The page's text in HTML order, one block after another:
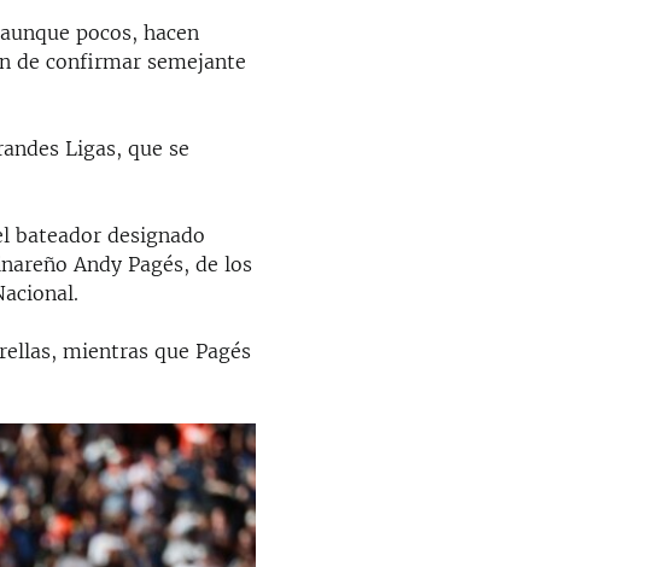
pocos, hacen
de confirmar semejante
Ligas, que se
bateador designado
Andy Pagés, de los
mientras que Pagés